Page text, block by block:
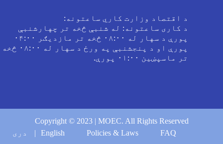
د اقتصاد وزارت کاري ساعتونه:
د کاری ساعتونه: له شنبې څخه تر چهارشنبې
پورې د سهار له ۰۸:۰۰ څخه تر مازدیګر ۰۴:۰۰
پورې او د پنجشنبې په ورځ د سهار له ۰۸:۰۰ څخه
تر ماسپښین ۰۱:۰۰ پورې.
Copyright © 2023 | MOEC. All Rights Reserved
Footer menu
FAQ
Policies & Laws
English دری